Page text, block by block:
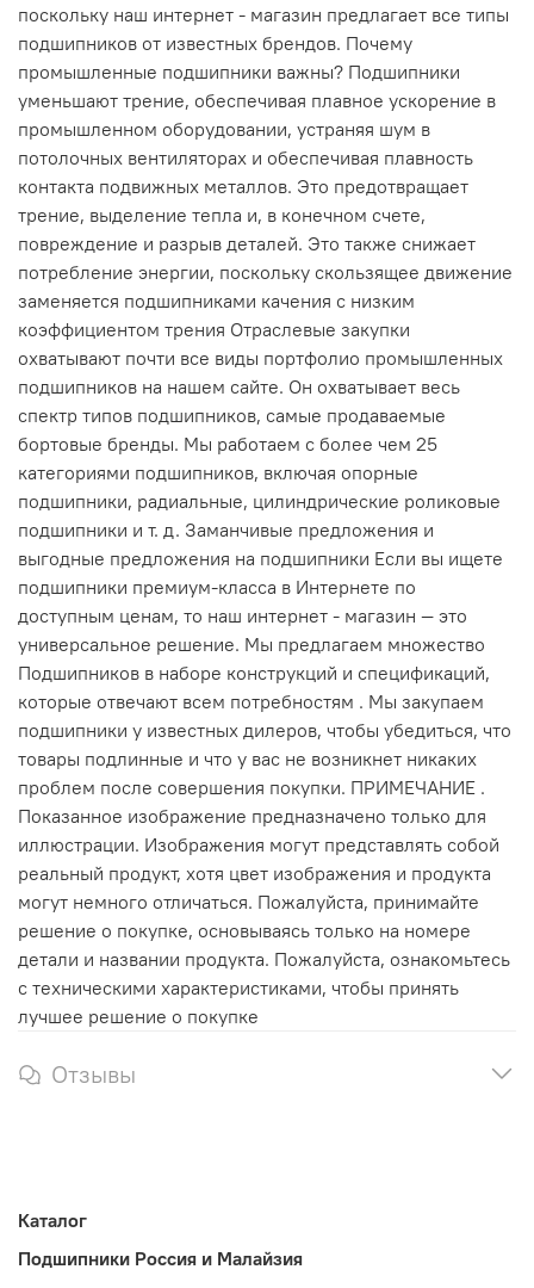
поскольку наш интернет - магазин предлагает все типы
подшипников от известных брендов. Почему
промышленные подшипники важны? Подшипники
уменьшают трение, обеспечивая плавное ускорение в
промышленном оборудовании, устраняя шум в
потолочных вентиляторах и обеспечивая плавность
контакта подвижных металлов. Это предотвращает
трение, выделение тепла и, в конечном счете,
повреждение и разрыв деталей. Это также снижает
потребление энергии, поскольку скользящее движение
заменяется подшипниками качения с низким
коэффициентом трения Отраслевые закупки
охватывают почти все виды портфолио промышленных
подшипников на нашем сайте. Он охватывает весь
спектр типов подшипников, самые продаваемые
бортовые бренды. Мы работаем с более чем 25
категориями подшипников, включая опорные
подшипники, радиальные, цилиндрические роликовые
подшипники и т. д. Заманчивые предложения и
выгодные предложения на подшипники Если вы ищете
подшипники премиум-класса в Интернете по
доступным ценам, то наш интернет - магазин — это
универсальное решение. Мы предлагаем множество
Подшипников в наборе конструкций и спецификаций,
которые отвечают всем потребностям . Мы закупаем
подшипники у известных дилеров, чтобы убедиться, что
товары подлинные и что у вас не возникнет никаких
проблем после совершения покупки. ПРИМЕЧАНИЕ .
Показанное изображение предназначено только для
иллюстрации. Изображения могут представлять собой
реальный продукт, хотя цвет изображения и продукта
могут немного отличаться. Пожалуйста, принимайте
решение о покупке, основываясь только на номере
детали и названии продукта. Пожалуйста, ознакомьтесь
с техническими характеристиками, чтобы принять
лучшее решение о покупке
Отзывы
Каталог
Подшипники Россия и Малайзия